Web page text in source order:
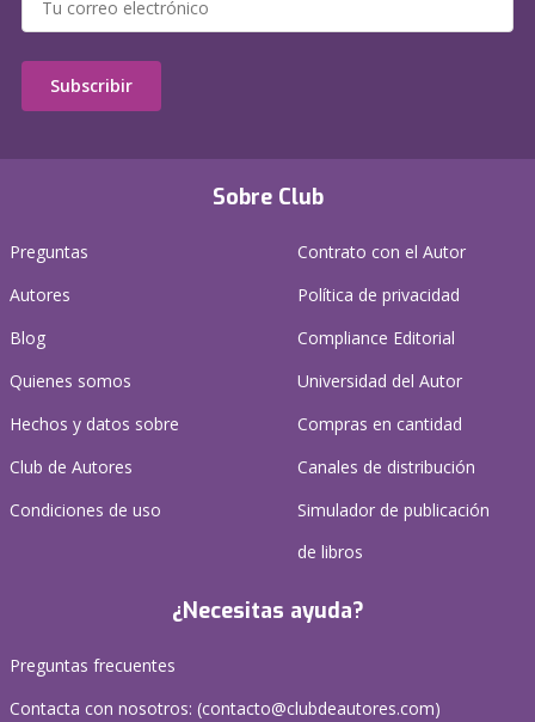
Sobre Club
Preguntas
Autores
Blog
Quienes somos
Hechos y datos sobre
Club de Autores
Condiciones de uso
Contrato con el Autor
Política de privacidad
Compliance Editorial
Universidad del Autor
Compras en cantidad
Canales de distribución
Simulador de publicación
de libros
¿Necesitas ayuda?
Preguntas frecuentes
Contacta con nosotros: (contacto@clubdeautores.com)
Subscribir